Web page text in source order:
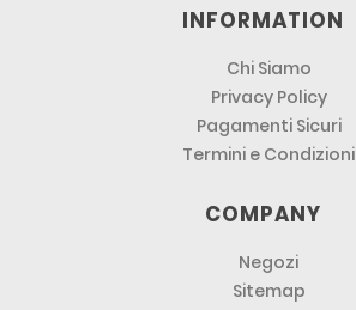
INFORMATION
Chi Siamo
Privacy Policy
Pagamenti Sicuri
Termini e Condizioni
COMPANY
Negozi
Sitemap